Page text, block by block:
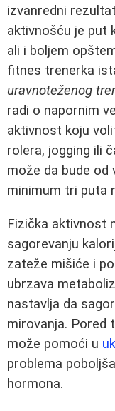
izvanredni
aktivnošću je put
ali i boljem
fitnes trenerka
uravnoteženog
radi o napornim
aktivnost koju
rolera, jogging ili
može da bude od
minimum tri puta
Fizička aktivnost
sagorevanju
zateže mišiće i
ubrzava
nastavlja da
mirovanja. Pored
može pomoći u
problema
hormona.